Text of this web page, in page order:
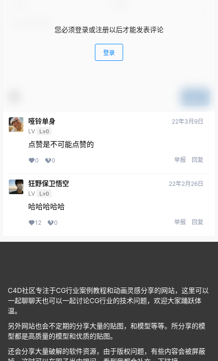
您必须登录或注册以后才能发表评论
登录
哑铃单身
LV Lv0
22年3月9日
点赞是不可能点赞的
0 0 举报 回复
狂野保卫悟空
LV Lv0
22年2月26日
哈哈哈哈哈
12 0 举报 回复
C4D社区专注于CG行业案例教程和动画灵感分享的网站，这里可以
一起聊聊天也可以一起讨论CG行业的技术问题，欢迎大家踊跃体
温。
另外网站也会不定期的分享大量的贴图，和模型等等。所分享的模
型都是高质量的模型和优质的贴图。
还会分享大量破解的软件资源，由于版权问题，有些内容会被屏蔽